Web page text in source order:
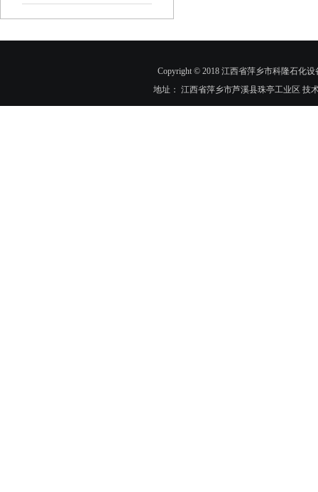
Copyright © 2018 江西省萍乡市科隆石化
地址： 江西省萍乡市芦溪县珠亭工业区 技